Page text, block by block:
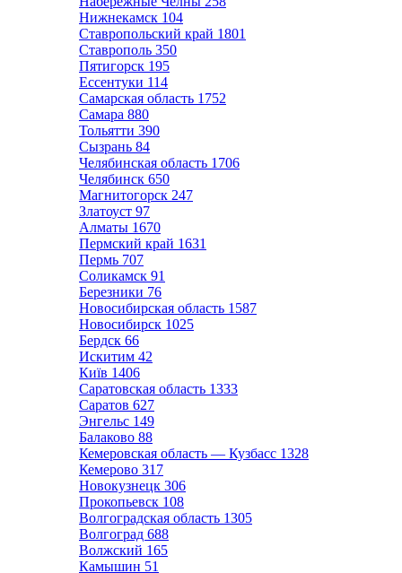
Нижнекамск 104
Ставропольский край 1801
Ставрополь 350
Пятигорск 195
Ессентуки 114
Самарская область 1752
Самара 880
Тольятти 390
Сызрань 84
Челябинская область 1706
Челябинск 650
Магнитогорск 247
Златоуст 97
Алматы 1670
Пермский край 1631
Пермь 707
Соликамск 91
Березники 76
Новосибирская область 1587
Новосибирск 1025
Бердск 66
Искитим 42
Київ 1406
Саратовская область 1333
Саратов 627
Энгельс 149
Балаково 88
Кемеровская область — Кузбасс 1328
Кемерово 317
Новокузнецк 306
Прокопьевск 108
Волгоградская область 1305
Волгоград 688
Волжский 165
Камышин 51